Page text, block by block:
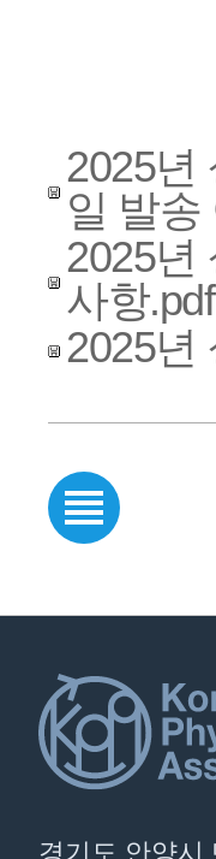
2025년
일 발송
2025년
사항.pdf
2025년
경기도 안양시